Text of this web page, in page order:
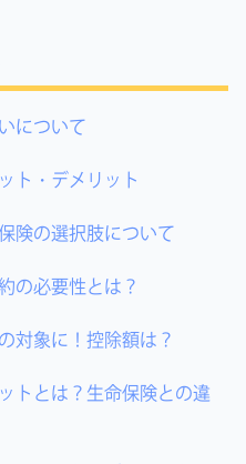
について
ト・デメリット
険の選択肢について
の必要性とは？
対象に！控除額は？
トとは？生命保険との違